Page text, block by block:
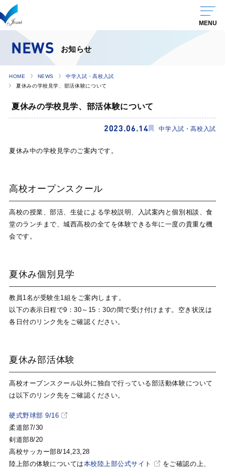
NEWS お知らせ
HOME NEWS
中学入試・高校入試
夏休みの学校見学、部活体験について
夏休みの学校見学、部活体験について
2023.06.14 中学入試・高校入試
夏休み中の学校見学のご案内です。
高校オープンスクール
高校の授業、部活、生徒による学校説明、入試案内と個別相談、食
堂のランチまで、城西高校の全てを体験できる年に一度の貴重な機
会です。
夏休み個別見学
教員1名が受験生1組をご案内します。
以下の表示日程で9：30～15：30の間で受け付けます。空き状況は
各日付のリンク先をご確認ください。
夏休み部活体験
高校オープンスクール以外に独自で行っている部活動体験について
は以下のリンク先をご確認ください。
硬式野球部 9/16
柔道部7/30
剣道部8/20
高校サッカー部8/14,23,28
陸上部の体験については本校陸上部公式サイト
をご確認の上、